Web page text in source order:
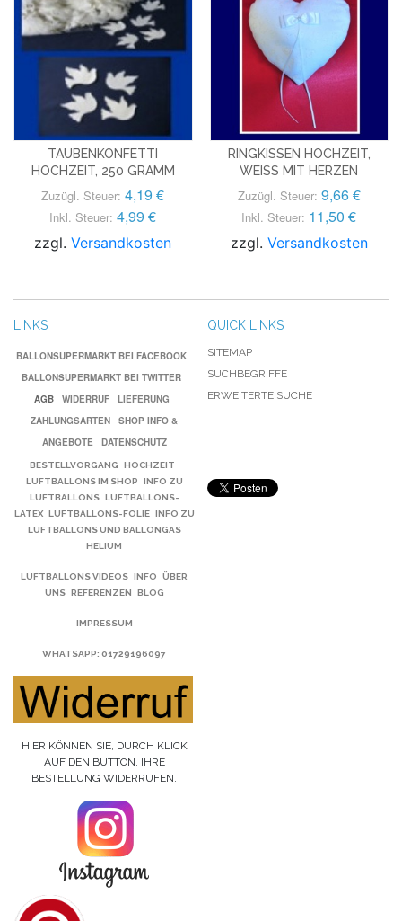
TAUBENKONFETTI
HOCHZEIT, 250 GRAMM
Zuzügl. Steuer: 4,19 €
Inkl. Steuer: 4,99 €
zzgl.Versandkosten
RINGKISSEN HOCHZEIT,
WEISS MIT HERZEN
Zuzügl. Steuer: 9,66 €
Inkl. Steuer: 11,50 €
zzgl. Versandkosten
LINKS
BALLONSUPERMARKT BEI FACEBOOK
BALLONSUPERMARKT BEI TWITTER
AGB
WIDERRUF
LIEFERUNG
ZAHLUNGSARTEN
SHOP INFO &
ANGEBOTE
DATENSCHUTZ
BESTELLVORGANG
HOCHZEIT
LUFTBALLONS IM SHOP
INFO ZU
LUFTBALLONS
LUFTBALLONS-
LATEX
LUFTBALLONS-FOLIE
INFO ZU
LUFTBALLONS UND BALLONGAS
HELIUM
LUFTBALLONS VIDEOS INFO
ÜBER
UNS
REFERENZEN BLOG
IMPRESSUM
WHATSAPP: 01729196097
HIER KÖNNEN SIE, DURCH KLICK
AUF DEN BUTTON, IHRE
BESTELLUNG WIDERRUFEN.
QUICK LINKS
SITEMAP
SUCHBEGRIFFE
ERWEITERTE SUCHE